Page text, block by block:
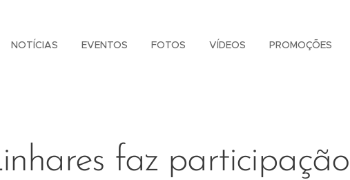
NOTÍCIAS EVENTOS FOTOS VÍDEOS PROMOÇÕES
faz participação